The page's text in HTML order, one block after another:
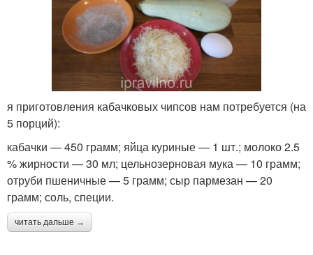
я приготовления кабачковых чипсов нам потребуется (на
5 порций):
кабачки — 450 грамм; яйца куриные — 1 шт.; молоко 2.5
% жирности — 30 мл; цельнозерновая мука — 10 грамм;
отруби пшеничные — 5 грамм; сыр пармезан — 20
грамм; соль, специи.
читать дальше →